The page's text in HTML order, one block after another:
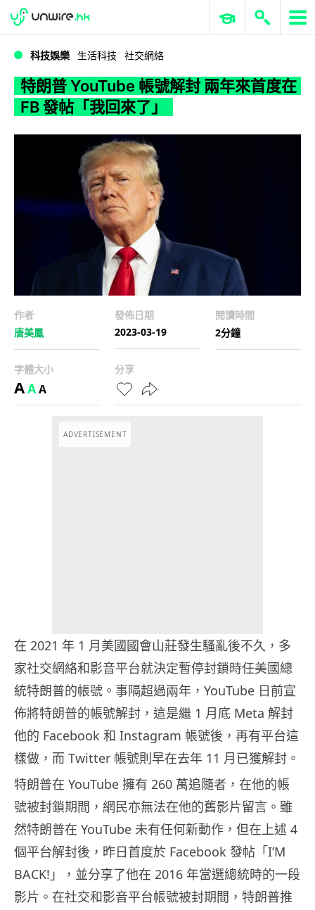
WWDC 2026 ERP 與商業 AI
科技娛樂 生活科技 社交網絡
特朗普 YouTube 帳號解封 兩年來首度在
FB 發帖「我回來了」
作者
唐美鳳
發佈日期
2023-03-19
閱讀時間
2分鐘
字體大小
AAA
分享
ADVERTISEMENT
在 2021 年 1 月美國國會山莊發生騷亂後不久，多
家社交網絡和影音平台就決定暫停封鎖時任美國總
統特朗普的帳號。事隔超過兩年，YouTube 日前宣
佈將特朗普的帳號解封，這是繼 1 月底 Meta 解封
他的 Facebook 和 Instagram 帳號後，再有平台這
樣做，而 Twitter 帳號則早在去年 11 月已獲解封。
特朗普在 YouTube 擁有 260 萬追隨者，在他的帳
號被封鎖期間，網民亦無法在他的舊影片留言。雖
然特朗普在 YouTube 未有任何新動作，但在上述 4
個平台解封後，昨日首度於 Facebook 發帖「I’M
BACK!」，並分享了他在 2016 年當選總統時的一段
影片。在社交和影音平台帳號被封期間，特朗普推